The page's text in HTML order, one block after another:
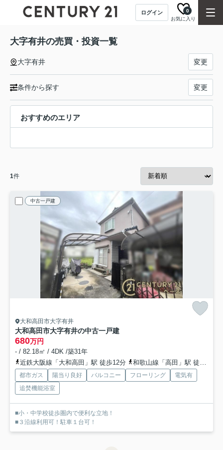
ログイン
お気に入り
0
大字有井の売買・投資一覧
大字有井 変更
条件から探す 変更
おすすめのエリア
1件
中古一戸建
大和高田市大字有井
大和高田市大字有井の中古一戸建
680万円
- / 82.18㎡ / 4DK /築31年
近鉄大阪線「大和高田」駅 徒歩12分
和歌山線「高田」駅 徒歩15分
都市ガス 陽当り良好 バルコニー フローリング
電気有
追焚機能浴室
■小・中学校徒歩圏内で便利な立地！
■３沿線利用可！駐車１台可！